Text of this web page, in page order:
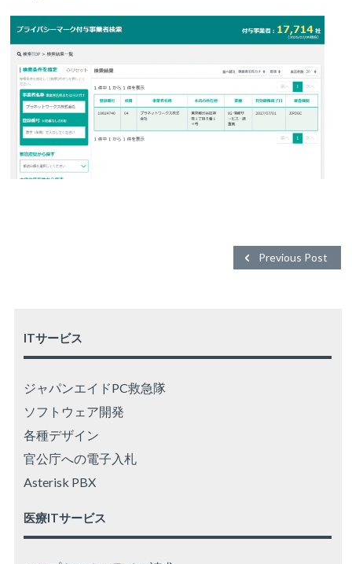
Previous Post
ITサービス
ジャパンエイドPC救急隊
ソフトウェア開発
各種デザイン
官公庁への電子入札
Asterisk PBX
医療ITサービス